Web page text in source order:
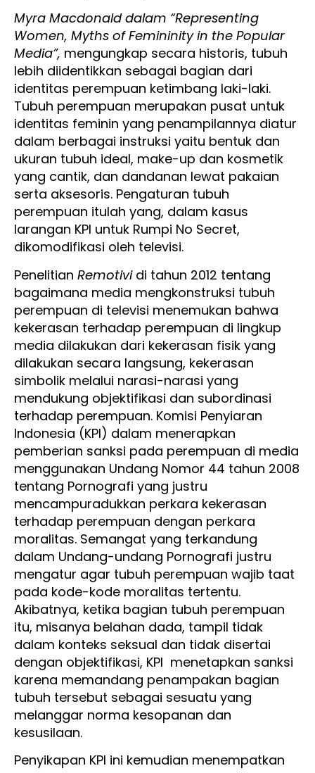
Myra Macdonald dalam “Representing
Women, Myths of Femininity in the Popular
Media”, mengungkap secara historis, tubuh
lebih diidentikkan sebagai bagian dari
identitas perempuan ketimbang laki-laki.
Tubuh perempuan merupakan pusat untuk
identitas feminin yang penampilannya diatur
dalam berbagai instruksi yaitu bentuk dan
ukuran tubuh ideal, make-up dan kosmetik
yang cantik, dan dandanan lewat pakaian
serta aksesoris. Pengaturan tubuh
perempuan itulah yang, dalam kasus
larangan KPI untuk Rumpi No Secret,
dikomodifikasi oleh televisi.
Penelitian Remotividi tahun 2012 tentang
bagaimana media mengkonstruksi tubuh
perempuan di televisi menemukan bahwa
kekerasan terhadap perempuan di lingkup
media dilakukan dari kekerasan fisik yang
dilakukan secara langsung, kekerasan
simbolik melalui narasi-narasi yang
mendukung objektifikasi dan subordinasi
terhadap perempuan. Komisi Penyiaran
Indonesia (KPI) dalam menerapkan
pemberian sanksi pada perempuan di media
menggunakan Undang Nomor 44 tahun 2008
tentang Pornografi yang justru
mencampuradukkan perkara kekerasan
terhadap perempuan dengan perkara
moralitas. Semangat yang terkandung
dalam Undang-undang Pornografi justru
mengatur agar tubuh perempuan wajib taat
pada kode-kode moralitas tertentu.
Akibatnya, ketika bagian tubuh perempuan
itu, misanya belahan dada, tampil tidak
dalam konteks seksual dan tidak disertai
dengan objektifikasi, KPI menetapkan sanksi
karena memandang penampakan bagian
tubuh tersebut sebagai sesuatu yang
melanggar norma kesopanan dan
kesusilaan.
Penyikapan KPI ini kemudian menempatkan